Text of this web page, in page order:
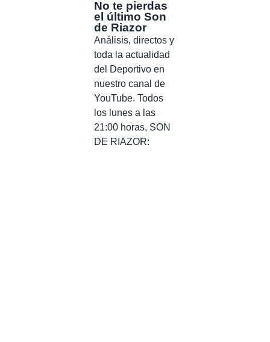
No te pierdas
el último Son
de Riazor
Análisis, directos y
toda la actualidad
del Deportivo en
nuestro canal de
YouTube. Todos
los lunes a las
21:00 horas, SON
DE RIAZOR: